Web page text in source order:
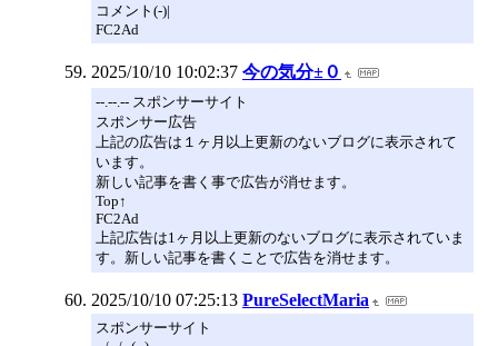
コメント(-)|
FC2Ad
2025/10/10 10:02:37 今の気分±０
--.--.-- スポンサーサイト
スポンサー広告
上記の広告は１ヶ月以上更新のないブログに表示されて
います。
新しい記事を書く事で広告が消せます。
Top↑
FC2Ad
上記広告は1ヶ月以上更新のないブログに表示されていま
す。新しい記事を書くことで広告を消せます。
2025/10/10 07:25:13 PureSelectMaria
スポンサーサイト